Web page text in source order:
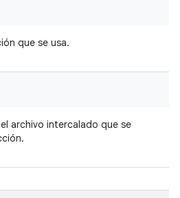
que se usa.
archivo intercalado que se